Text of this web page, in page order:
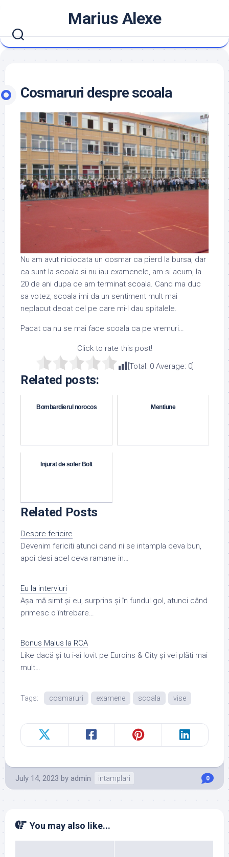
content
Marius Alexe
Cosmaruri despre scoala
Nu am avut niciodata un cosmar ca pierd la bursa, dar
ca sunt la scoala si nu iau examenele, am si acum, la
20 de ani dupa ce am terminat scoala. Cand ma duc
sa votez, scoala imi da un sentiment mult mai
neplacut decat cel pe care mi-l dau spitalele.
Pacat ca nu se mai face scoala ca pe vremuri…
Click to rate this post!
[Total: 0Average: 0]
Related posts:
Bombardierul norocos Mentiune
Injurat de sofer Bolt
Related Posts
Despre fericire
Devenim fericiti atunci cand ni se intampla ceva bun,
apoi desi acel ceva ramane in…
Eu la interviuri
Așa mă simt și eu, surprins și în fundul gol, atunci când
primesc o întrebare…
Bonus Malus la RCA
Like dacă și tu i-ai lovit pe Euroins & City și vei plăti mai
mult…
Tags: cosmaruri examene scoala vise
July 14, 2023 by admin intamplari 0
You may also like...